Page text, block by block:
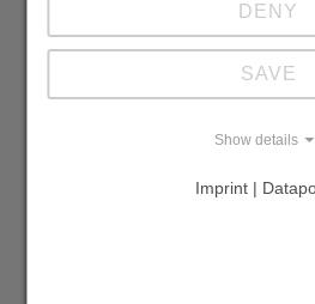
Abweichung des mittleren
Birke
DENY
SAVE
Show details
Imprint |